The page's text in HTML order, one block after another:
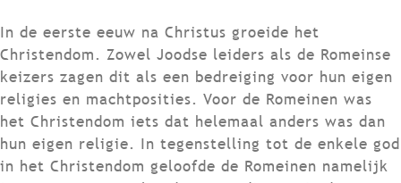
In de eerste eeuw na Christus groeide het
Christendom. Zowel Joodse leiders als de Romeinse
keizers zagen dit als een bedreiging voor hun eigen
religies en machtposities. Voor de Romeinen was
het Christendom iets dat helemaal anders was dan
hun eigen religie. In tegenstelling tot de enkele god
in het Christendom geloofde de Romeinen namelijk